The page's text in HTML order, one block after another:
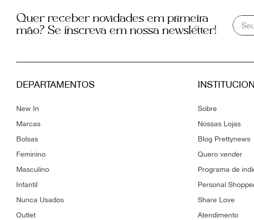
Quer receber novidades em primeira
mão? Se inscreva em nossa newsletter!
DEPARTAMENTOS
New In
Marcas
Bolsas
Feminino
Masculino
Infantil
Nunca Usados
Outlet
Sobre
Nossas Lojas
Blog Prettynews
Quero vender
Programa de
Personal
Share Love
Atendimento